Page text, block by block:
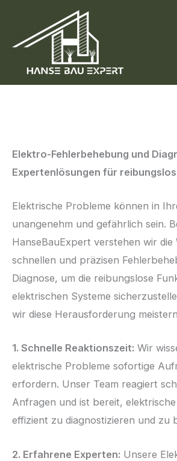
content
Elektro-Fehlerbehebung und
Expertenlösungen für
Elektrische Probleme können in
unangenehm und gefährlich sein.
HanseBauExpert verstehen wir die
schnellen und präzisen
Diagnose, um die reibungslose
elektrischen Systeme
wir diese Herausforderung
1. Schnelle Reaktionszeit: Wir
elektrische Probleme sofortige
erfordern. Unser Team reagiert
Anfragen und ist bereit,
effizient zu diagnostizieren und zu
2. Erfahrene Experten: Unsere